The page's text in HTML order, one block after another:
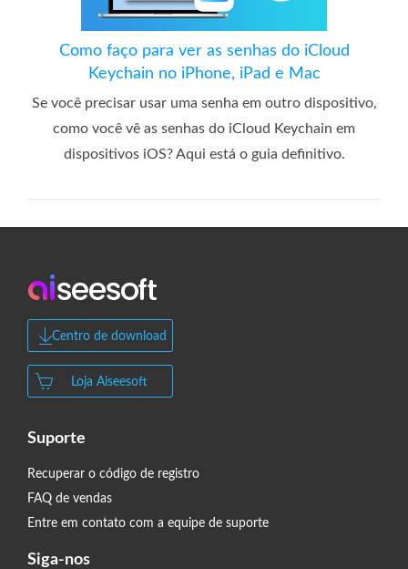
Como faço para ver as senhas do iCloud
Keychain no iPhone, iPad e Mac
Se você precisar usar uma senha em outro dispositivo,
como você vê as senhas do iCloud Keychain em
dispositivos iOS? Aqui está o guia definitivo.
Centro de download
Loja Aiseesoft
Suporte
Recuperar o código de registro
FAQ de vendas
Entre em contato com a equipe de suporte
Siga-nos